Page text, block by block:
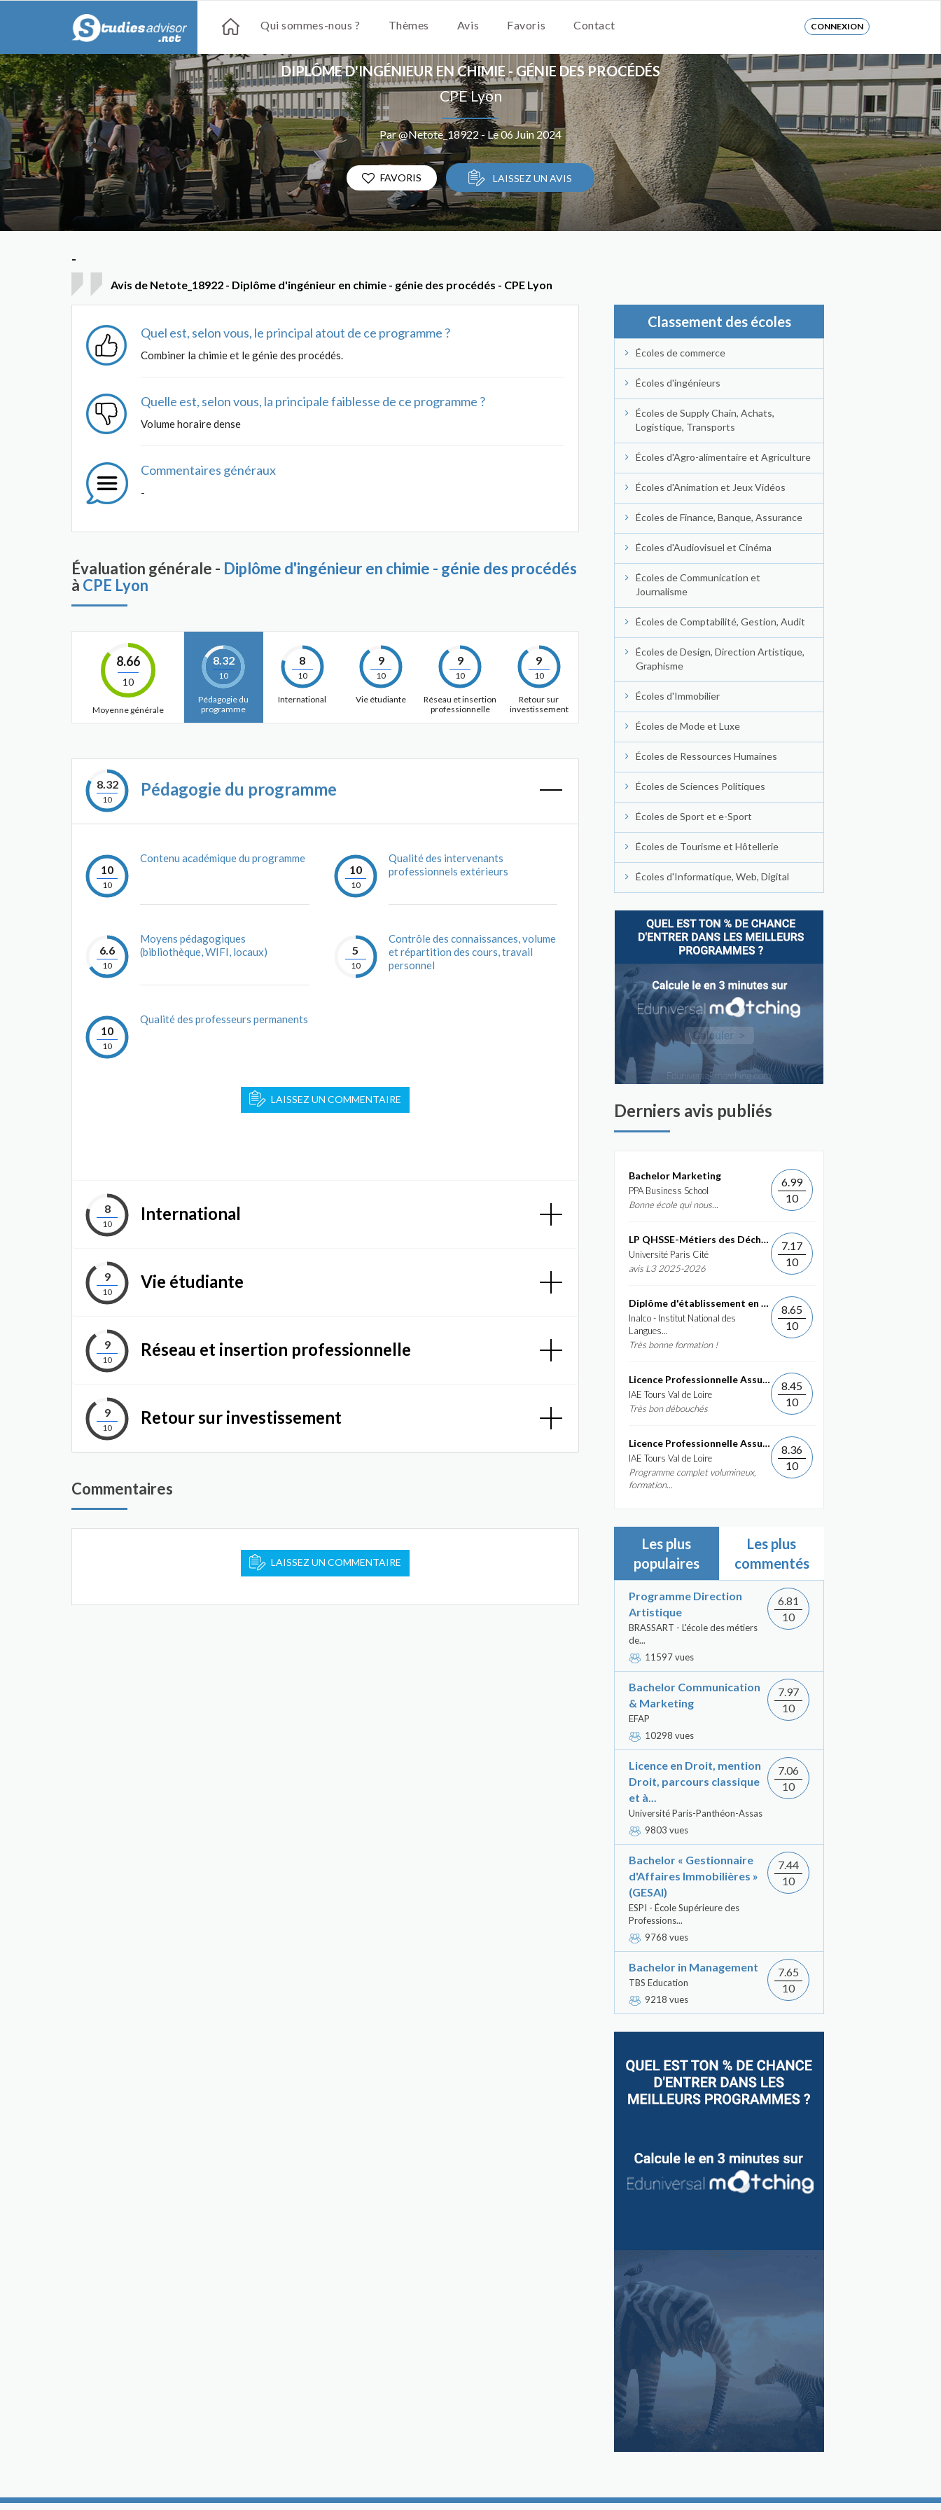
Qui sommes-nous ? Thèmes Avis Favoris Contact CONNEXION
DIPLÔME D'INGÉNIEUR EN CHIMIE - GÉNIE DES PROCÉDÉS
CPE Lyon
Par @Netote_18922 - Le 06 Juin 2024
FAVORIS LAISSEZ UN AVIS
-
Avis de Netote_18922 - Diplôme d'ingénieur en chimie - génie des procédés - CPE Lyon
Quel est, selon vous, le principal atout de ce programme ?
Combiner la chimie et le génie des procédés.
Quelle est, selon vous, la principale faiblesse de ce programme ?
Volume horaire dense
Commentaires généraux
-
Évaluation générale - Diplôme d'ingénieur en chimie - génie des procédés
à CPE Lyon
8.66
10
Moyenne générale
8.32
10
Pédagogie du
programme
8
10
International
9
10
Vie étudiante
9
10
Réseau et insertion
professionnelle
9
10
Retour sur
investissement
8.32
10
Pédagogie du programme
10
10
Contenu académique du programme
6.6
10
Moyens pédagogiques
(bibliothèque, WIFI, locaux)
10
10
Qualité des professeurs permanents
10
10
Qualité des intervenants
professionnels extérieurs
5
10
Contrôle des connaissances, volume
et répartition des cours, travail
personnel
LAISSEZ UN COMMENTAIRE
8
10
International
9
10
Vie étudiante
9
10
Réseau et insertion professionnelle
9
10
Retour sur investissement
Commentaires
LAISSEZ UN COMMENTAIRE
Classement des écoles
Écoles de commerce
Écoles d'ingénieurs
Écoles de Supply Chain, Achats,
Logistique, Transports
Écoles d'Agro-alimentaire et Agriculture
Écoles d'Animation et Jeux Vidéos
Écoles de Finance, Banque, Assurance
Écoles d'Audiovisuel et Cinéma
Écoles de Communication et
Journalisme
Écoles de Comptabilité, Gestion, Audit
Écoles de Design, Direction Artistique,
Graphisme
Écoles d'Immobilier
Écoles de Mode et Luxe
Écoles de Ressources Humaines
Écoles de Sciences Politiques
Écoles de Sport et e-Sport
Écoles de Tourisme et Hôtellerie
Écoles d'Informatique, Web, Digital
Derniers avis publiés
Bachelor Marketing
PPA Business School
Bonne école qui nous...
6.99
10
LP QHSSE-Métiers des Déchets et de...
Université Paris Cité
avis L3 2025-2026
7.17
10
Diplôme d'établissement en Commerce International et...
Inalco - Institut National des
Langues...
Très bonne formation !
8.65
10
Licence Professionnelle Assurance, banque, finance :...
IAE Tours Val de Loire
Très bon débouchés
8.45
10
Licence Professionnelle Assurance, banque, finance :...
IAE Tours Val de Loire
Programme complet volumineux,
formation...
8.36
10
Les plus
populaires
Les plus
commentés
Programme Direction
Artistique
BRASSART - L'école des métiers
de...
11597 vues
6.81
10
Bachelor Communication
& Marketing
EFAP
10298 vues
7.97
10
Licence en Droit, mention
Droit, parcours classique
et à...
Université Paris-Panthéon-Assas
9803 vues
7.06
10
Bachelor « Gestionnaire
d'Affaires Immobilières »
(GESAI)
ESPI - École Supérieure des
Professions...
9768 vues
7.44
10
Bachelor in Management
TBS Education
9218 vues
7.65
10